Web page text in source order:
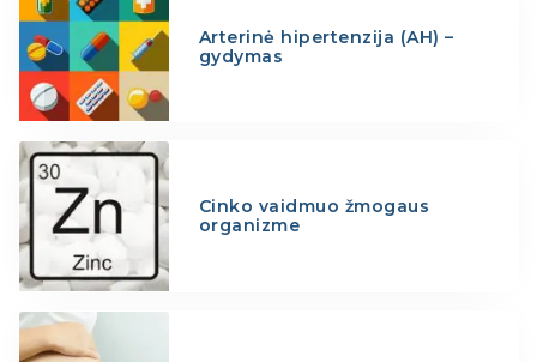
Arterinė hipertenzija (AH) –
gydymas
Cinko vaidmuo žmogaus
organizme